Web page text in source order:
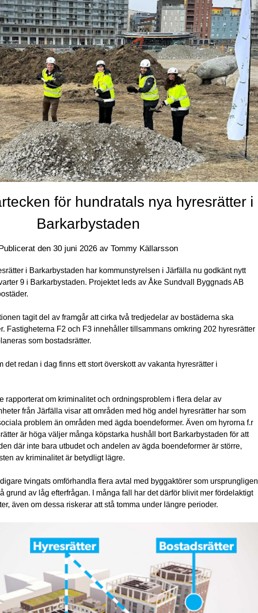
för hundratals nya hyresrätter i
Barkarbystaden
den30 juni 2026 avTommy Källarsson
i Barkarbystaden har kommunstyrelsen i Järfälla nu godkänt nytt
9 i Barkarbystaden. Projektet leds av Åke Sundvall Byggnads AB
tagit del av framgår att cirka två tredjedelar av bostäderna ska
Fastigheterna F2 och F3 innehåller tillsammans omkring 202 hyresrätter
som bostadsrätter.
det redan i dag finns ett stort överskott av vakanta hyresrätter i
rapporterat om kriminalitet och ordningsproblem i flera delar av
från Järfälla visar att områden med hög andel hyresrätter har som
problem än områden med ägda boendeformer. Även om hyrorna f.r
är höga väljer många köpstarka hushåll bort Barkarbystaden för att
där inte bara utbudet och andelen av ägda boendeformer är större,
av kriminalitet är betydligt lägre.
tvingats omförhandla flera avtal med byggaktörer som ursprungligen
grund av låg efterfrågan. I många fall har det därför blivit mer fördelaktigt
även om dessa riskerar att stå tomma under längre perioder.